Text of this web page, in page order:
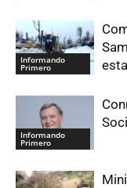
Informando
Primero
Informando
Primero